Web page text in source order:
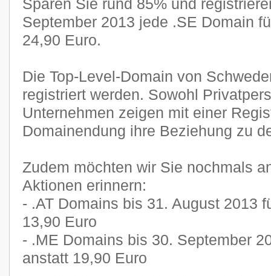
Sparen Sie rund 85% und
September 2013 jede .SE Domain
24,90 Euro.
Die Top-Level-Domain von
registriert werden. Sowohl
Unternehmen zeigen mit einer
Domainendung ihre Beziehung zu
Zudem möchten wir Sie nochmals
Aktionen erinnern:
- .AT Domains bis 31. August 2013
13,90 Euro
- .ME Domains bis 30. September
anstatt 19,90 Euro